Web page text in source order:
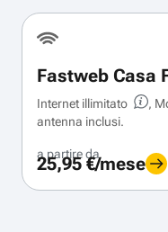
Fastweb Casa
Internet illimitato
,
antenna inclusi.
a partire da
25,95 €/mese